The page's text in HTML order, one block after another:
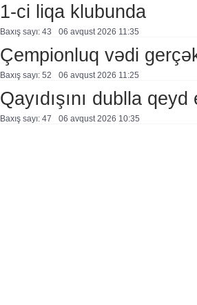
1-ci liqa klubunda
Baxış sayı: 43 06 avqust 2026 11:35
Çempionluq vədi
Baxış sayı: 52 06 avqust 2026 11:25
Qayıdışını dublla qeyd
Baxış sayı: 47 06 avqust 2026 10:35